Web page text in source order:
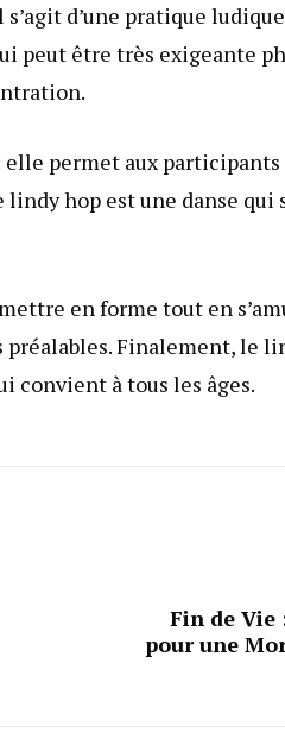
d’une pratique
peut être très exigeante
permet aux
hop est une danse qui
en forme tout en
préalables. Finalement, le
convient à tous les âges.
Fin de Vie
pour une